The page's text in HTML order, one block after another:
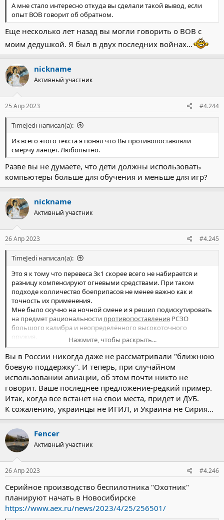
А мне стало интересно откуда вы сделали такой вывод, если
опыт ВОВ говорит об обратном.
Еще несколько лет назад вы могли говорить о ВОВ с
моим дедушкой. Я был в двух последних войнах...
nickname
Активный участник
25 Апр 2023 #4.244
TimeJedi написал(а):
Из всего этого текста я понял что Вы противопоставляли
смерчу ланцет. Любопытно.
Разве вы не думаете, что дети должны использовать
компьютеры больше для обучения и меньше для игр?
nickname
Активный участник
26 Апр 2023 #4.245
TimeJedi написал(а):
Это я к тому что перевеса 3к1 скорее всего не набирается и
разницу компенсируют огневыми средствами. При таком
подходе колличество боеприпасов не менее важно как и
точность их применения.
Мне было скучно на ночной смене и я решил подискутировать
на предмет рациональности противопоставления РСЗО
большого калибра и неопределённого высокоточного
оружия.
Так-то я нормативы эти знаю и что бы поражения одиночной
цели высокоточка лучше, однако когда я вижу указанную
выше схему обороны МСВ Я понимаю что лучше пакет смерча
или ТОС ну или на худой конец батарею МСТА-С иметь в
качестве поддержки нежели один два высокоточных
боеприпаса. Конечно если это не пара 1500кг ФАБов/ОДАБов
Нажмите, чтобы раскрыть...
Вы в России никогда даже не рассматривали "ближнюю
боевую поддержку". И теперь, при случайном
использовании авиации, об этом почти никто не
говорит. Ваше последнее предложение-редкий пример.
Итак, когда все встанет на свои места, придет и ДУБ.
К сожалению, украинцы не ИГИЛ, и Украина не Сирия...
Fencer
Активный участник
26 Апр 2023 #4.246
Серийное производство беспилотника "Охотник"
планируют начать в Новосибирске
https://www.aex.ru/news/2023/4/25/256501/